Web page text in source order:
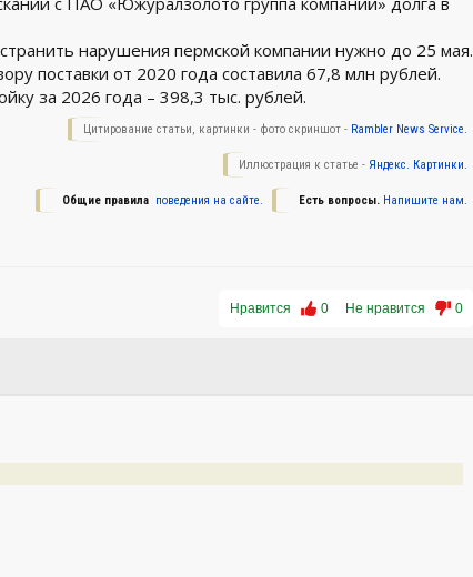
нарушения пермской компании нужно до 25 мая.
поставки от 2020 года составила 67,8 млн рублей.
за 2026 года – 398,3 тыс. рублей.
Цитирование статьи, картинки - фото скриншот - Rambler News Service.
Иллюстрация к статье - Яндекс. Картинки.
Есть вопросы. Напишите нам.
Общие правила поведения на сайте.
Нравится 0 Не нравится 0